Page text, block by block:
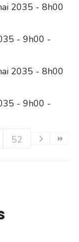
2035 - 8h00
- 9h00 -
2035 - 8h00
- 9h00 -
52